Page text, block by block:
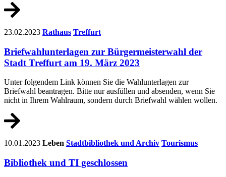
23.02.2023 Rathaus Treffurt
Briefwahlunterlagen zur Bürgermeisterwahl der
Stadt Treffurt am 19. März 2023
Unter folgendem Link können Sie die Wahlunterlagen zur
Briefwahl beantragen. Bitte nur ausfüllen und absenden, wenn Sie
nicht in Ihrem Wahlraum, sondern durch Briefwahl wählen wollen.
10.01.2023 Leben Stadtbibliothek und Archiv Tourismus
Bibliothek und TI geschlossen